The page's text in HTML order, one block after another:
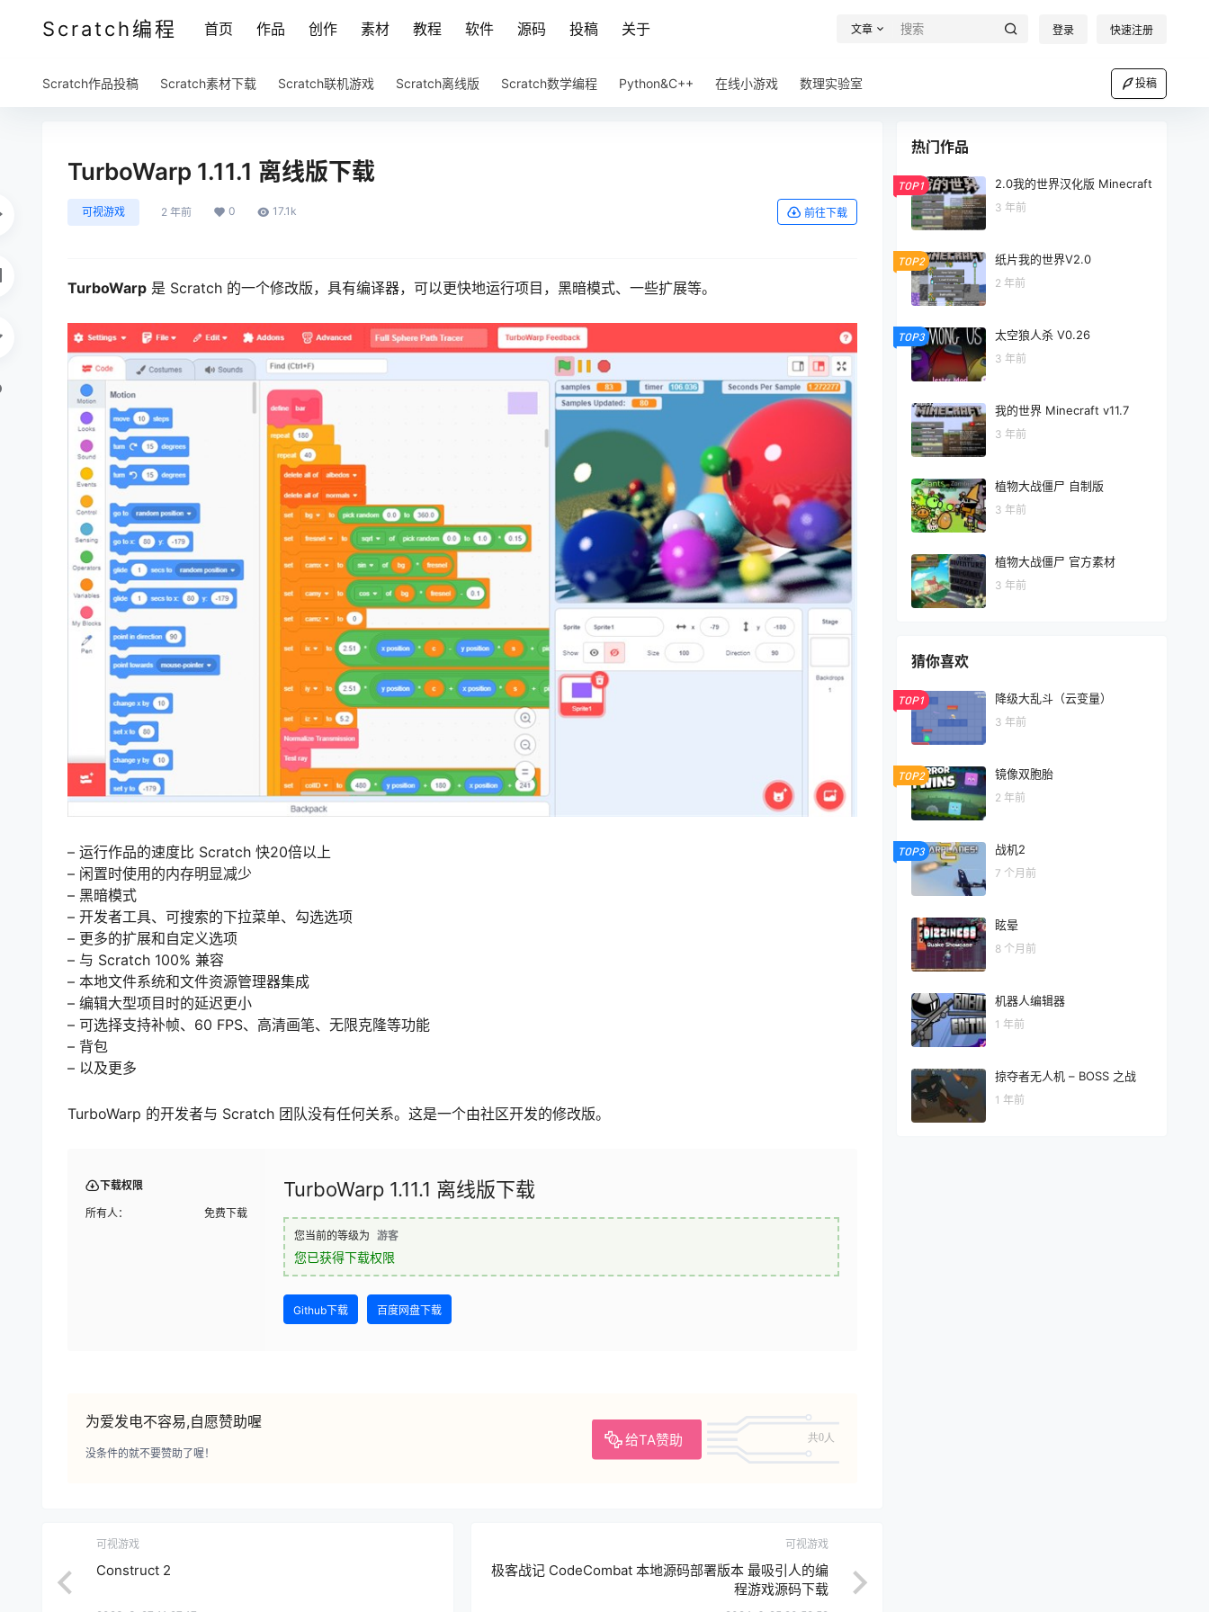
Scratch编程 首页 作品 创作 素材 教程 软件 源码 投稿 关于 文章 登录 快速注册
Scratch作品投稿 Scratch素材下载 Scratch联机游戏 Scratch离线版 Scratch数学编程 Python&C++ 在线小游戏 数理实验室 投稿
TurboWarp 1.11.1 离线版下载
可视游戏 2 年前 0 17.1k 前往下载
TurboWarp 是 Scratch 的一个修改版，具有编译器，可以更快地运行项目，黑暗模式、一些扩展等。
– 运行作品的速度比 Scratch 快20倍以上
– 闲置时使用的内存明显减少
– 黑暗模式
– 开发者工具、可搜索的下拉菜单、勾选选项
– 更多的扩展和自定义选项
– 与 Scratch 100% 兼容
– 本地文件系统和文件资源管理器集成
– 编辑大型项目时的延迟更小
– 可选择支持补帧、60 FPS、高清画笔、无限克隆等功能
– 背包
– 以及更多
TurboWarp 的开发者与 Scratch 团队没有任何关系。这是一个由社区开发的修改版。
下载权限
所有人： 免费下载
TurboWarp 1.11.1 离线版下载
您当前的等级为 游客
您已获得下载权限
Github下载 百度网盘下载
为爱发电不容易,自愿赞助喔
给TA赞助 共0人
没条件的就不要赞助了喔！
可视游戏
Construct 2
可视游戏
极客战记 CodeCombat 本地源码部署版本 最吸引人的编
程游戏源码下载
热门作品
TOP1 2.0我的世界汉化版 Minecraft
3 年前
TOP2 纸片我的世界V2.0
2 年前
TOP3 太空狼人杀 V0.26
3 年前
我的世界 Minecraft v11.7
3 年前
植物大战僵尸 自制版
3 年前
植物大战僵尸 官方素材
3 年前
猜你喜欢
TOP1 降级大乱斗（云变量）
3 年前
TOP2 镜像双胞胎
2 年前
TOP3 战机2
7 个月前
眩晕
8 个月前
机器人编辑器
1 年前
掠夺者无人机 – BOSS 之战
1 年前